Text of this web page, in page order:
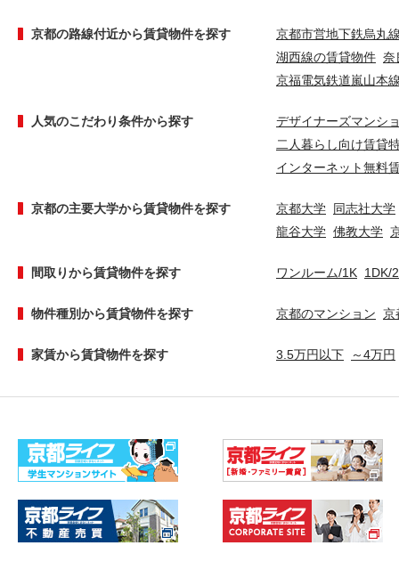
京都の路線付近から賃貸物件を探す
京都市営地下鉄烏丸
湖西線の賃貸物件 奈
京福電気鉄道嵐山本
人気のこだわり条件から探す
デザイナーズマンシ
二人暮らし向け賃貸
インターネット無料
京都の主要大学から賃貸物件を探す 京都大学 同志社大学
龍谷大学 佛教大学
間取りから賃貸物件を探す ワンルーム/1K 1DK/
物件種別から賃貸物件を探す 京都のマンション 京
家賃から賃貸物件を探す 3.5万円以下 ～4万円